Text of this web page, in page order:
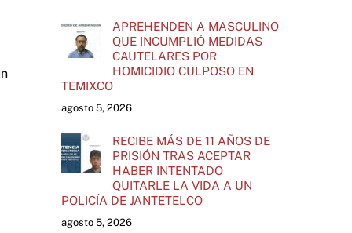
APREHENDEN A MASCULINO
QUE INCUMPLIÓ MEDIDAS
CAUTELARES POR
HOMICIDIO CULPOSO EN
TEMIXCO
agosto 5, 2026
RECIBE MÁS DE 11 AÑOS DE
PRISIÓN TRAS ACEPTAR
HABER INTENTADO
QUITARLE LA VIDA A UN
POLICÍA DE JANTETELCO
agosto 5, 2026